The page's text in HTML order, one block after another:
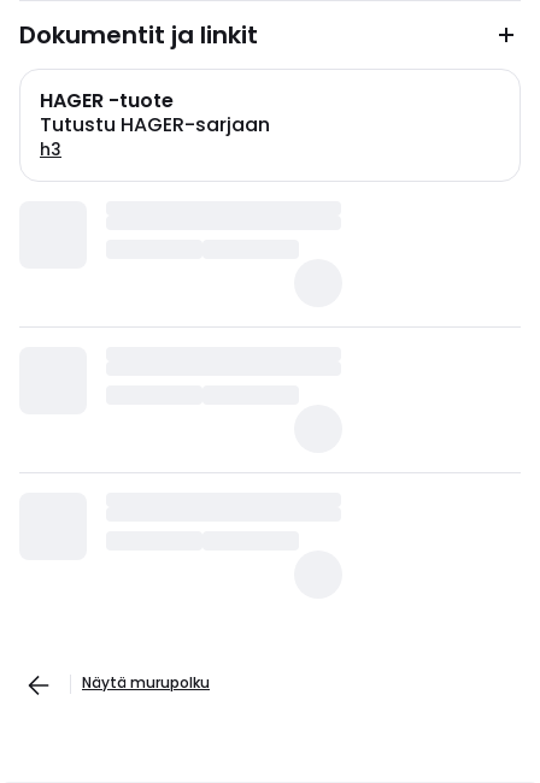
Dokumentit ja linkit
HAGER -tuote
Tutustu HAGER-sarjaan
h3
Näytä murupolku